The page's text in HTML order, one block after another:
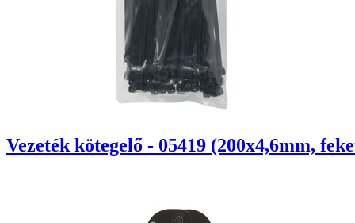
Vezeték kötegelő - 05419 (200x4,6mm,